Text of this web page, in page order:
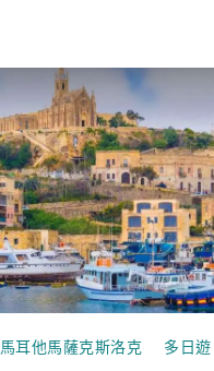
馬耳他馬薩克斯洛克 多日遊